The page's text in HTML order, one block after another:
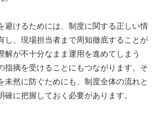
避けるためには、制度に関する正しい情
し、現場担当者まで周知徹底することが
解が不十分なまま運用を進めてしまう
指摘を受けることにもつながります。そ
未然に防ぐためにも、制度全体の流れと
確に把握しておく必要があります。